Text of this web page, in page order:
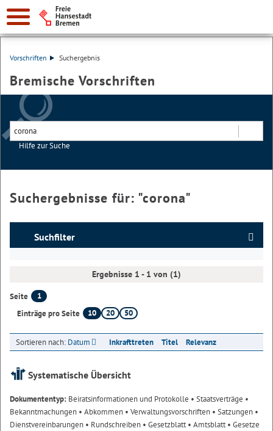
Vorschriften Suchergebnis
Bremische Vorschriften
Hilfe zur Suche
Suchergebnisse für: "corona"
Suchfilter
Ergebnisse 1 - 1 von (1)
Seite
1
Einträge pro Seite
10 20 50
Sortieren nach: Datum Inkrafttreten Titel Relevanz
Systematische Übersicht
Dokumententyp: Beiratsinformationen und Protokolle • Staatsverträge •
Bekanntmachungen • Abkommen • Verwaltungsvorschriften • Satzungen •
Dienstvereinbarungen • Rundschreiben • Gesetzblatt• Amtsblatt• Gesetze